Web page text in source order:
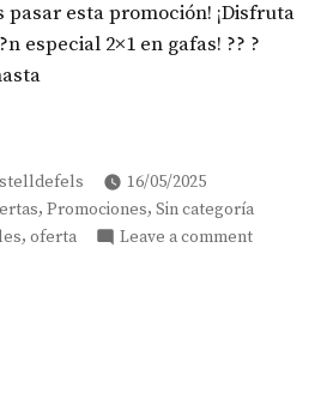
pasar esta promoción! ¡Disfruta
especial 2×1 en gafas! ?? ?
16/05/2025
, Promociones, Sin categoría
, oferta Leave a commenton